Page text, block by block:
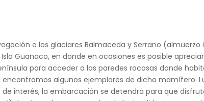
a los glaciares Balmaceda y Serrano
Guanaco, en donde en ocasiones es posible
para acceder a las paredes rocosas donde
algunos ejemplares de dicho mamífero.
interés, la embarcación se detendrá para que